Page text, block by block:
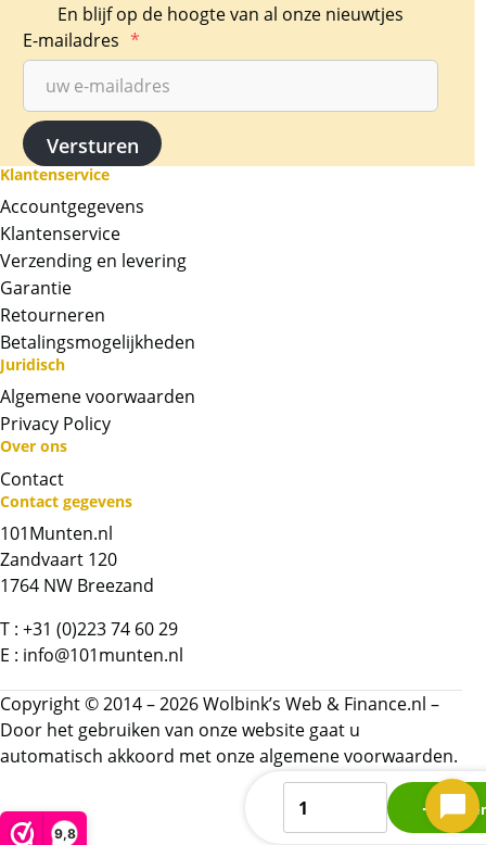
9,8
Chat met ons
Bel ons
Contactformulier
En blijf op de hoogte van al onze nieuwtjes
E-mailadres *
Klantenservice
Accountgegevens
Klantenservice
Verzending en levering
Garantie
Retourneren
Betalingsmogelijkheden
Juridisch
Algemene voorwaarden
Privacy Policy
Over ons
Contact
Contact gegevens
101Munten.nl
Zandvaart 120
1764 NW Breezand
T : +31 (0)223 74 60 29
E : info@101munten.nl
Copyright © 2014 – 2026 Wolbink’s Web & Finance.nl –
Door het gebruiken van onze website gaat u
automatisch akkoord met onzealgemene voorwaarden.